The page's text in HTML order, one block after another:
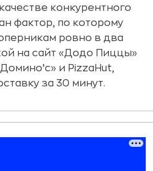
конкурентного
фактор, по которому
ровно в два
на сайт «Додо Пиццы»
и PizzaHut,
за 30 минут.